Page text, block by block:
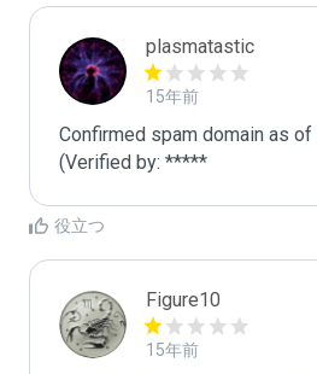
plasmatastic
15年前
Confirmed spam domain as of
(Verified by: *****
役立つ
Figure10
15年前